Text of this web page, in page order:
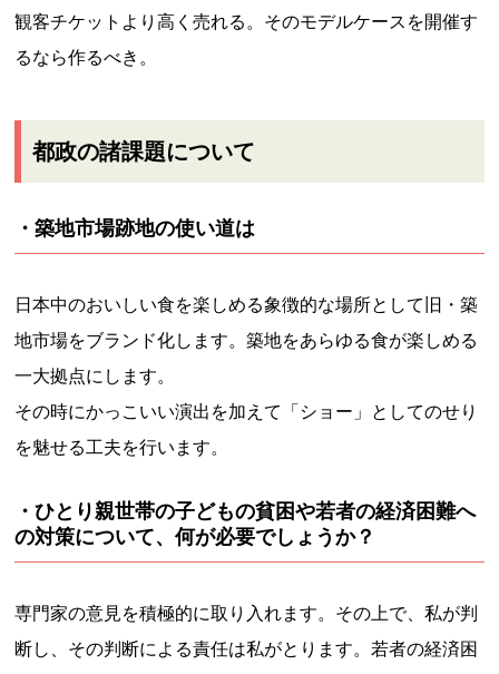
観客チケットより高く売れる。そのモデルケースを開催す
るなら作るべき。
都政の諸課題について
・築地市場跡地の使い道は
日本中のおいしい食を楽しめる象徴的な場所として旧・築
地市場をブランド化します。築地をあらゆる食が楽しめる
一大拠点にします。
その時にかっこいい演出を加えて「ショー」としてのせり
を魅せる工夫を行います。
・ひとり親世帯の子どもの貧困や若者の経済困難へ
の対策について、何が必要でしょうか？
専門家の意見を積極的に取り入れます。その上で、私が判
断し、その判断による責任は私がとります。若者の経済困